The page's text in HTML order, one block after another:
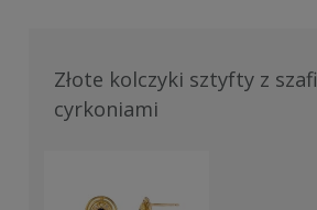
Złote kolczyki sztyfty z
cyrkoniami